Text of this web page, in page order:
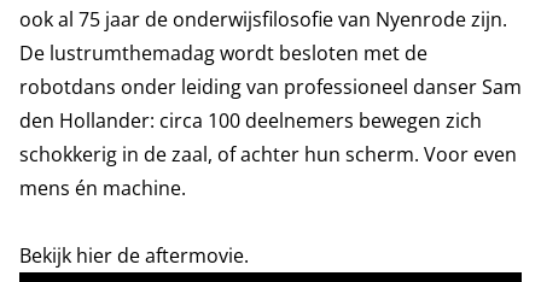
ook al 75 jaar de onderwijsfilosofie van Nyenrode zijn.
De lustrumthemadag wordt besloten met de
robotdans onder leiding van professioneel danser Sam
den Hollander: circa 100 deelnemers bewegen zich
schokkerig in de zaal, of achter hun scherm. Voor even
mens én machine.
Bekijk hier de aftermovie.